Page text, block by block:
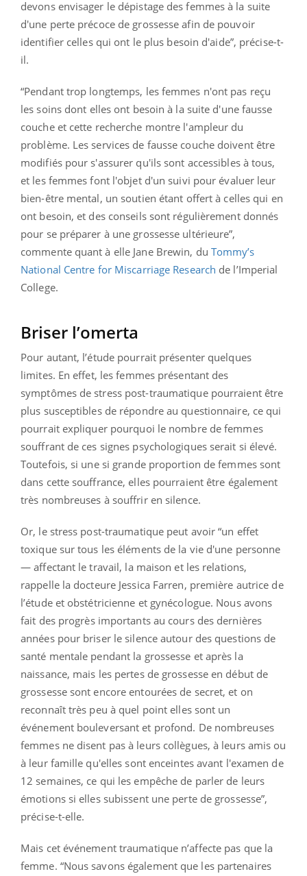
devons envisager le dépistage des femmes à la suite
d'une perte précoce de grossesse afin de pouvoir
identifier celles qui ont le plus besoin d'aide”, précise-t-
il.
“Pendant trop longtemps, les femmes n'ont pas reçu
les soins dont elles ont besoin à la suite d'une fausse
couche et cette recherche montre l'ampleur du
problème. Les services de fausse couche doivent être
modifiés pour s'assurer qu'ils sont accessibles à tous,
et les femmes font l'objet d'un suivi pour évaluer leur
bien-être mental, un soutien étant offert à celles qui en
ont besoin, et des conseils sont régulièrement donnés
pour se préparer à une grossesse ultérieure”,
commente quant à elle Jane Brewin, du Tommy’s
National Centre for Miscarriage Research de l’Imperial
College.
Briser l’omerta
Pour autant, l’étude pourrait présenter quelques
limites. En effet, les femmes présentant des
symptômes de stress post-traumatique pourraient être
plus susceptibles de répondre au questionnaire, ce qui
pourrait expliquer pourquoi le nombre de femmes
souffrant de ces signes psychologiques serait si élevé.
Toutefois, si une si grande proportion de femmes sont
dans cette souffrance, elles pourraient être également
très nombreuses à souffrir en silence.
Or, le stress post-traumatique peut avoir “un effet
toxique sur tous les éléments de la vie d'une personne
— affectant le travail, la maison et les relations,
rappelle la docteure Jessica Farren, première autrice de
l’étude et obstétricienne et gynécologue. Nous avons
fait des progrès importants au cours des dernières
années pour briser le silence autour des questions de
santé mentale pendant la grossesse et après la
naissance, mais les pertes de grossesse en début de
grossesse sont encore entourées de secret, et on
reconnaît très peu à quel point elles sont un
événement bouleversant et profond. De nombreuses
femmes ne disent pas à leurs collègues, à leurs amis ou
à leur famille qu'elles sont enceintes avant l'examen de
12 semaines, ce qui les empêche de parler de leurs
émotions si elles subissent une perte de grossesse”,
précise-t-elle.
Mais cet événement traumatique n’affecte pas que la
femme. “Nous savons également que les partenaires